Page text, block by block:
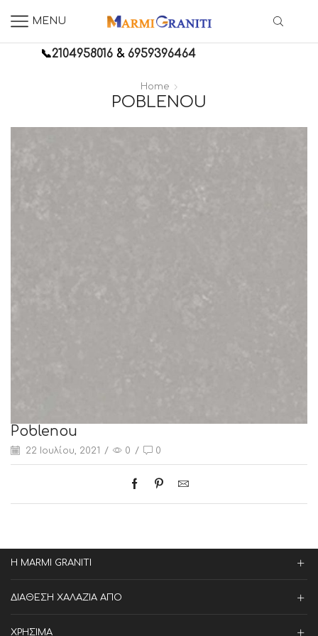
MENU
📞2104958016 &6959396464
Home
POBLENOU
Poblenou
22 Ιουλίου, 2021 / 0 / 0
Η MARMI GRANITI
ΔΙΑΘΕΣΗ ΧΑΛΑΖΙΑ ΑΠΟ
ΧΡΗΣΙΜΑ